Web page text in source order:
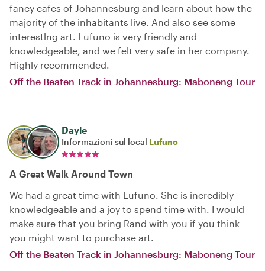
fancy cafes of Johannesburg and learn about how the
majority of the inhabitants live. And also see some
interestlng art. Lufuno is very friendly and
knowledgeable, and we felt very safe in her company.
Highly recommended.
Off the Beaten Track in Johannesburg: Maboneng Tour
Dayle
Informazioni sul local Lufuno
A Great Walk Around Town
We had a great time with Lufuno. She is incredibly
knowledgeable and a joy to spend time with. I would
make sure that you bring Rand with you if you think
you might want to purchase art.
Off the Beaten Track in Johannesburg: Maboneng Tour